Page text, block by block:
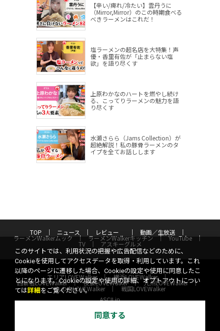
【辛い/痺れ/冷たい】雲丹うに
（Mirror,Mirror）のこの時期食べる
べきラーメンはこれだ！
塩ラーメンの超名店を大特集！声
優・香里有佐が「止まらない塩
欲」を語り尽くす
上原わかなのハートを燃やし続け
る、こってりラーメンの魅力を語
り尽くす
水瀬さらら（Jams Collection）が
超絶解説！私の豚骨ラーメンのタ
イプを全てお話しします
TOP ニュース レビュー 動画／生放送
ラーメンWalkerムック ラーメンWalkerキッチン YouTube
TV アスキーグルメ
エリアLOVEWalker 横浜LOVEWalker
西新宿LOVEWalker 夜景LOVEWalker 九州LOVEWalker
丸の内LOVEWalker
戦国LOVEWalker
ASCII.jp
プライバシーポリシー
お問い合わせ
このサイトでは、利用状況の把握や広告配信などのために、
Cookieを使用してアクセスデータを取得・利用しています。これ
以降のページに遷移した場合、Cookieの設定や使用に同意したこ
とになります。Cookieの設定や使用の詳細、オプトアウトについ
ては詳細 をご覧ください。
同意する